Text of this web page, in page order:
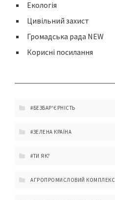
Екологія
Цивільний захист
Громадська рада NEW
Корисні посилання
#БЕЗБАР'ЄРНІСТЬ
#ЗЕЛЕНА КРАЇНА
#ТИ ЯК?
АГРОПРОМИСЛОВИЙ КОМПЛЕКС